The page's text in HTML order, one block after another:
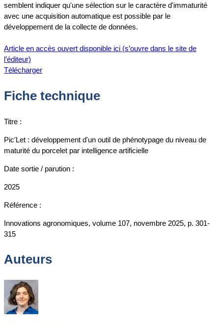
semblent indiquer qu'une sélection sur le caractère d'immaturité
avec une acquisition automatique est possible par le
développement de la collecte de données.
Article en accès ouvert disponible ici (s’ouvre dans le site de
l’éditeur)
Télécharger
Fiche technique
Titre :
Pic'Let : développement d'un outil de phénotypage du niveau de
maturité du porcelet par intelligence artificielle
Date sortie / parution :
2025
Référence :
Innovations agronomiques, volume 107, novembre 2025, p. 301-
315
Auteurs